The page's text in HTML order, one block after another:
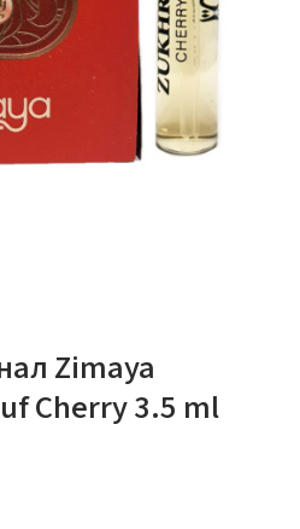
Zimaya
Cherry 3.5 ml